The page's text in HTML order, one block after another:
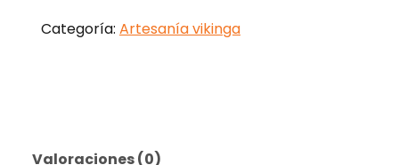
Categoría: Artesanía vikinga
Valoraciones (0)